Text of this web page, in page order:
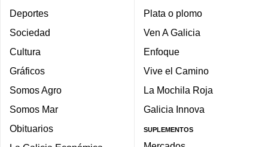
Deportes
Sociedad
Cultura
Gráficos
Somos Agro
Somos Mar
Obituarios
Plata o plomo
Ven A Galicia
Enfoque
Vive el Camino
La Mochila Roja
Galicia Innova
SUPLEMENTOS